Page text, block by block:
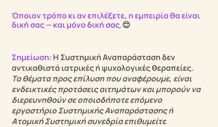
Όποιον τρόπο κι αν επιλέξετε, η εμπειρία θα είναι
δική σας — και μόνο δική σας.😊
Σημείωση: Η Συστημική Αναπαράσταση δεν
αντικαθιστά ιατρικές ή ψυχολογικές θεραπείες.
Τα θέματα προς επίλυση που αναφέρουμε, είναι
ενδεικτικές προτάσεις αιτημάτων και μπορούν να
διερευνηθούν σε οποιοδήποτε επόμενο
εργαστήριο Συστημικής Αναπαράστασης ή
Ατομική Συστημική συνεδρία επιθυμείτε.